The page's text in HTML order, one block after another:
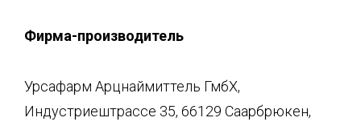
Фирма-производитель
Урсафарм Арцнаймиттель ГмбХ,
Индустриештрассе 35, 66129 Саарбрюкен,